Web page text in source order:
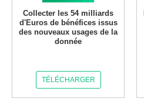
Collecter les 54 milliards
d'Euros de bénéfices issus
des nouveaux usages de la
donnée
TÉLÉCHARGER